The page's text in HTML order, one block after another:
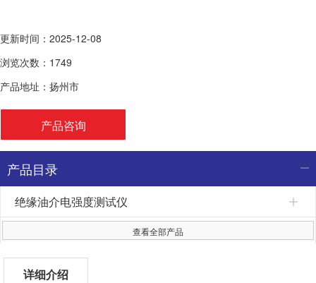
更新时间：2025-12-08
浏览次数：1749
产品地址：扬州市
产品咨询
产品目录
绝缘油介电强度测试仪
查看全部产品
详细介绍